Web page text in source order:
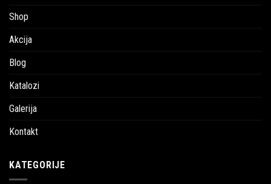
Shop
Akcija
Blog
Katalozi
Galerija
Kontakt
KATEGORIJE